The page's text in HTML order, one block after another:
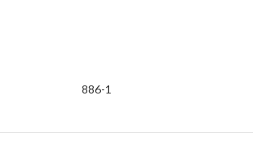
886-1